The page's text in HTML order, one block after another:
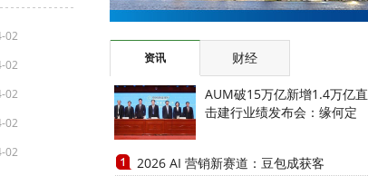
02
02
02
02
02
资讯 财经
AUM破15万亿新增1.4万亿直
击建行业绩发布会：缘何定
2026 AI 营销新赛道：豆包成获客